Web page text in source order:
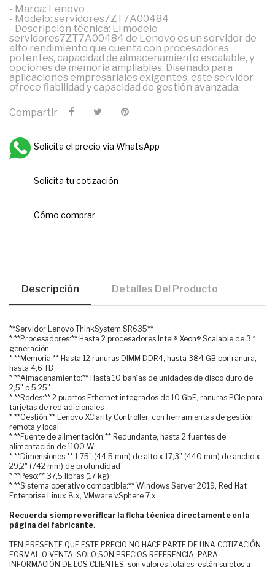
- Marca: Lenovo
- Modelo: servidores7ZT7A00484
- Descripción técnica: El modelo
servidores7ZT7A00484 de Lenovo es un servidor de
alto rendimiento que cuenta con procesadores
potentes, capacidad de almacenamiento escalable, y
opciones de memoria ampliables. Diseñado para
aplicaciones empresariales exigentes, este servidor
ofrece fiabilidad y capacidad de gestión avanzada.
Compartir
Solicita el precio via WhatsApp
Solicita tu cotización
Cómo comprar
Descripción Detalles Del Producto
**Servidor Lenovo ThinkSystem SR635**
* **Procesadores:** Hasta 2 procesadores Intel® Xeon® Scalable de 3.ª
generación
* **Memoria:** Hasta 12 ranuras DIMM DDR4, hasta 384 GB por ranura,
hasta 4,6 TB
* **Almacenamiento:** Hasta 10 bahías de unidades de disco duro de
2,5" o 5,25"
* **Redes:** 2 puertos Ethernet integrados de 10 GbE, ranuras PCIe para
tarjetas de red adicionales
* **Gestión:** Lenovo XClarity Controller, con herramientas de gestión
remota y local
* **Fuente de alimentación:** Redundante, hasta 2 fuentes de
alimentación de 1100 W
* **Dimensiones:** 1.75" (44,5 mm) de alto x 17,3" (440 mm) de ancho x
29,2" (742 mm) de profundidad
* **Peso:** 37,5 libras (17 kg)
* **Sistema operativo compatible:** Windows Server 2019, Red Hat
Enterprise Linux 8.x, VMware vSphere 7.x
Recuerda siempre verificar la ficha técnica directamente en la
página del fabricante.
TEN PRESENTE QUE ESTE PRECIO NO HACE PARTE DE UNA COTIZACIÓN
FORMAL O VENTA, SOLO SON PRECIOS REFERENCIA, PARA
INFORMACIÓN DE LOS CLIENTES. son valores totales, están sujetos a